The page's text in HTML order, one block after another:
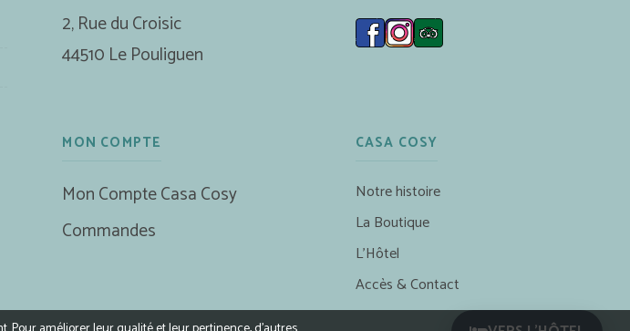
2, Rue du Croisic
44510 Le Pouliguen
MON COMPTE
Mon Compte Casa Cosy
Commandes
CASA COSY
Notre histoire
La Boutique
L’Hôtel
Accès & Contact